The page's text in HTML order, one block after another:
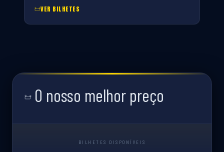
VER BILHETES
O nosso melhor preço
BILHETES DISPONÍVEIS